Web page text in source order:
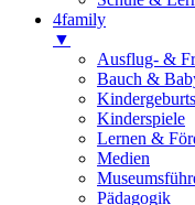
4family
▼
Ausflug- &
Bauch &
Kinderspiele
Lernen &
Medien
Pädagogik